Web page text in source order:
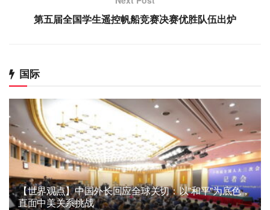
第五届全国学生遥控帆船竞赛决赛优胜队伍出炉
国际
【世界观点】中国外长回应全球关切：以”和平”为底色，
直面中美关系挑战